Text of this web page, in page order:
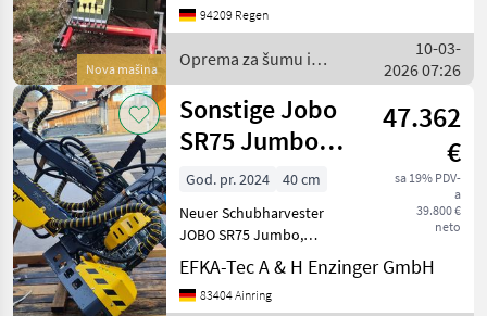
Nova mašina
94209 Regen
Oprema za šumu i
obradu drveta / Farma
10-03-
2026 07:26
Sonstige Jobo
SR75 Jumbo
Harvester
47.362
€
sa 19% PDV-
a
39.800 €
neto
God. pr. 2024
40 cm
Neuer Schubharvester
JOBO SR75 Jumbo,
Unbenutzt, Bj2024, 4
Rollenvorschub, CCD-
Display incl.
EFKA-Tec A & H Enzinger GmbH
83404 Ainring